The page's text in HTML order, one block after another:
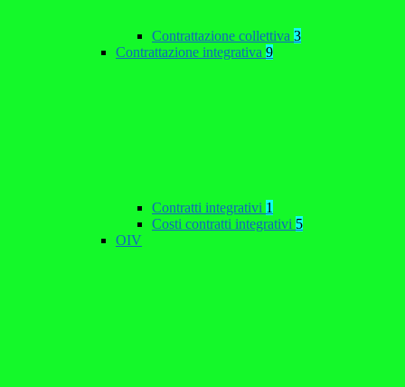
Contrattazione collettiva 3
Contrattazione integrativa 9
Contratti integrativi 1
Costi contratti integrativi 5
OIV